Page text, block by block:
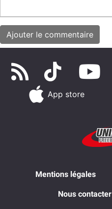
App store
Mentions légales
Nous contacter